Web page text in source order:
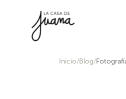
Inicio Blog